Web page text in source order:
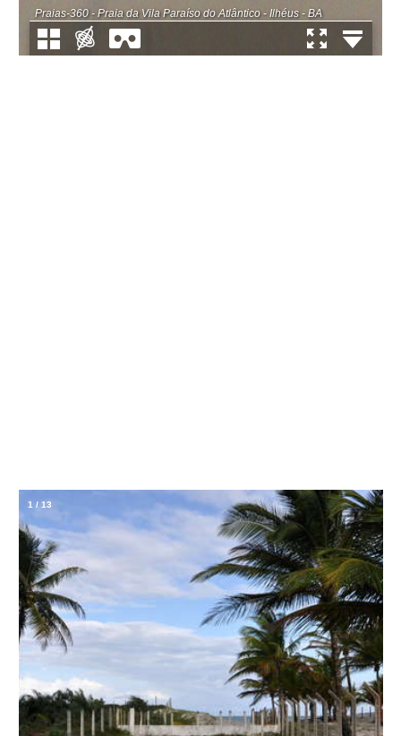
Praias-360 - Praia da Vila Paraíso do Atlântico - Ilhéus - BA
1 / 13